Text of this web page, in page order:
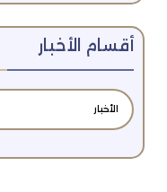
أقسام الأخبار
الأخبار